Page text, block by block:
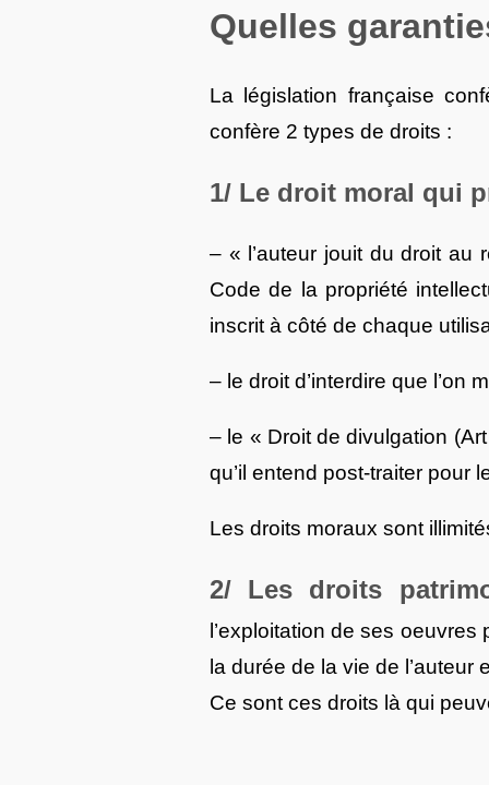
Quelles
La législation française
confère 2 types de droits :
1/ Le droit moral qui
– « l’auteur jouit du droit
Code de la propriété
inscrit à côté de chaque
– le droit d’interdire que l’on
– le « Droit de divulgation
qu’il entend post-traiter pour
Les droits moraux sont
2/ Les droits
l’exploitation de ses
la durée de la vie de l’auteur
Ce sont ces droits là qui